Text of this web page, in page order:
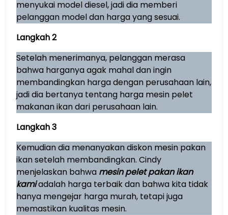
menyukai model diesel, jadi dia memberi
pelanggan model dan harga yang sesuai.
Langkah 2
Setelah menerimanya, pelanggan merasa
bahwa harganya agak mahal dan ingin
membandingkan harga dengan perusahaan lain,
jadi dia bertanya tentang harga mesin pelet
makanan ikan dari perusahaan lain.
Langkah 3
Kemudian dia menanyakan diskon mesin pakan
ikan setelah membandingkan. Cindy
menjelaskan bahwa mesin pelet pakan ikan
kamiadalah harga terbaik dan bahwa kita tidak
hanya mengejar harga murah, tetapi juga
memastikan kualitas mesin.